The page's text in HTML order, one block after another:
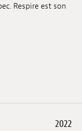
Respire est son
2022